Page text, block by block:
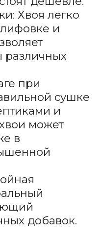
Хвоя легко
и
различных
при
сушке
и
может
в
добавок.